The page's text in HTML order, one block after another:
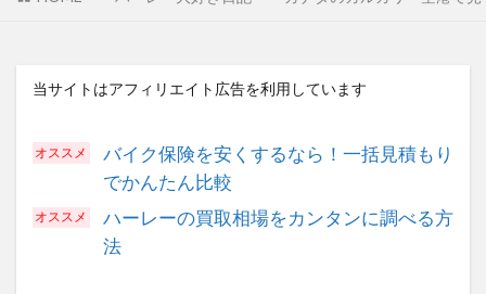
当サイトはアフィリエイト広告を利用しています
バイク保険を安くするなら！一括見積もり
でかんたん比較
ハーレーの買取相場をカンタンに調べる方
法